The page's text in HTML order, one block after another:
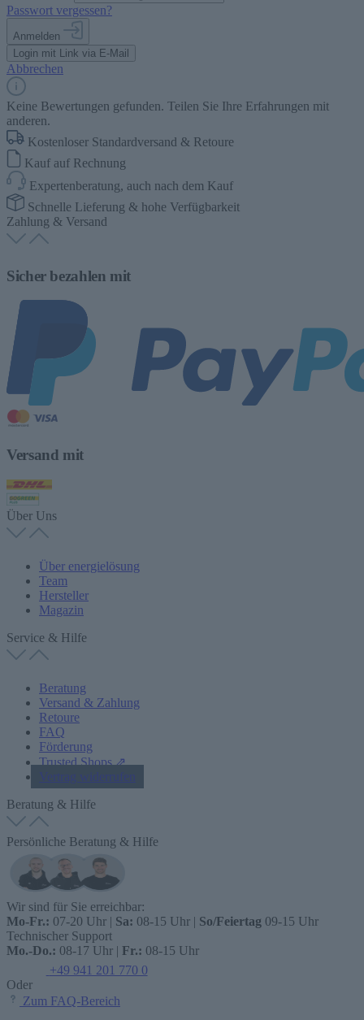
Passwort vergessen?
Anmelden
Login mit Link via E-Mail
Abbrechen
Keine Bewertungen gefunden. Teilen Sie Ihre Erfahrungen mit
anderen.
Kostenloser Standardversand & Retoure
Kauf auf Rechnung
Expertenberatung, auch nach dem Kauf
Schnelle Lieferung & hohe Verfügbarkeit
Zahlung & Versand
Sicher bezahlen mit
Versand mit
Über Uns
Über energielösung
Team
Hersteller
Magazin
Service & Hilfe
Beratung
Versand & Zahlung
Retoure
FAQ
Förderung
Trusted Shops ⇗
Vertrag widerrufen
Beratung & Hilfe
Persönliche Beratung & Hilfe
Wir sind für Sie erreichbar:
Mo-Fr.: 07-20 Uhr | Sa: 08-15 Uhr | So/Feiertag 09-15 Uhr
Technischer Support
Mo.-Do.: 08-17 Uhr | Fr.: 08-15 Uhr
+49 941 201 770 0
Oder
Zum FAQ-Bereich